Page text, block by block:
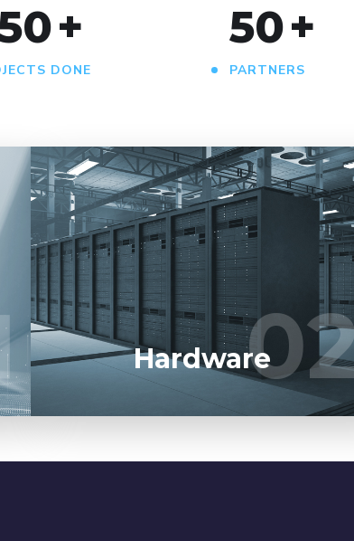
+
DONE
50+
PARTNERS
02
Dukung sistem Anda dengan perangkat keras
yang andal. Stabil, skalabel, dan siap
menangani beban kerja berat.
LEARN MORE
Hardware